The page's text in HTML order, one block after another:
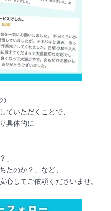
ていただくことで、
具体的に
」
たのか？」など、
心してご依頼くださいませ。